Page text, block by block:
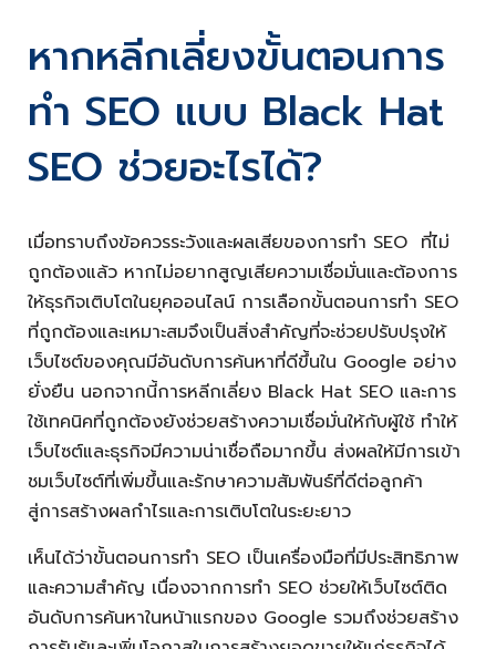
หากหลีกเลี่ยงขั้นตอนการ
ทำ SEO แบบ Black Hat
SEO ช่วยอะไรได้?
เมื่อทราบถึงข้อควรระวังและผลเสียของการทำ SEO ที่ไม่
ถูกต้องแล้ว หากไม่อยากสูญเสียความเชื่อมั่นและต้องการ
ให้ธุรกิจเติบโตในยุคออนไลน์ การเลือกขั้นตอนการทำ SEO
ที่ถูกต้องและเหมาะสมจึงเป็นสิ่งสำคัญที่จะช่วยปรับปรุงให้
เว็บไซต์ของคุณมีอันดับการค้นหาที่ดีขึ้นใน Google อย่าง
ยั่งยืน นอกจากนี้การหลีกเลี่ยง Black Hat SEO และการ
ใช้เทคนิคที่ถูกต้องยังช่วยสร้างความเชื่อมั่นให้กับผู้ใช้ ทำให้
เว็บไซต์และธุรกิจมีความน่าเชื่อถือมากขึ้น ส่งผลให้มีการเข้า
ชมเว็บไซต์ที่เพิ่มขึ้นและรักษาความสัมพันธ์ที่ดีต่อลูกค้า
สู่การสร้างผลกำไรและการเติบโตในระยะยาว
เห็นได้ว่าขั้นตอนการทำ SEO เป็นเครื่องมือที่มีประสิทธิภาพ
และความสำคัญ เนื่องจากการทำ SEO ช่วยให้เว็บไซต์ติด
อันดับการค้นหาในหน้าแรกของ Google รวมถึงช่วยสร้าง